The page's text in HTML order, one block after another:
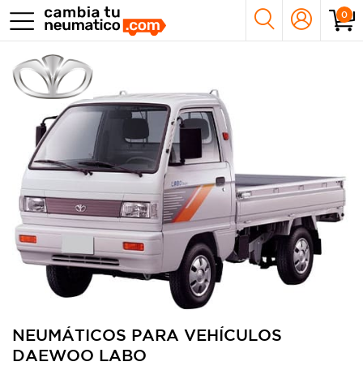
0
NEUMÁTICOS PARA VEHÍCULOS
DAEWOO LABO